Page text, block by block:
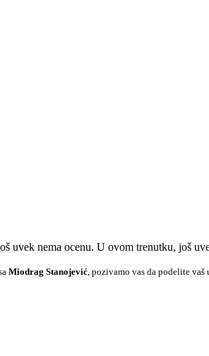
uvek nema ocenu. U ovom trenutku, još
Miodrag Stanojević , pozivamo vas da podelite